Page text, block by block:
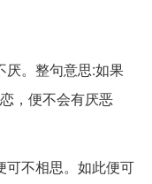
厌。整句意思:如果
，便不会有厌恶
可不相思。如此便可